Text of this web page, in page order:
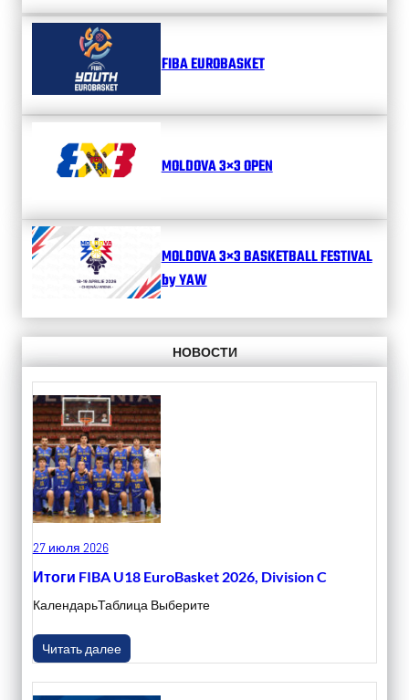
FIBA EUROBASKET
MOLDOVA 3×3 OPEN
MOLDOVA 3×3 BASKETBALL FESTIVAL
by YAW
НОВОСТИ
27 июля 2026
Итоги FIBA U18 EuroBasket 2026, Division C
КалендарьТаблица Выберите
Читать далее